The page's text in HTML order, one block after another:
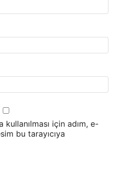
için adım, e-
bu tarayıcıya